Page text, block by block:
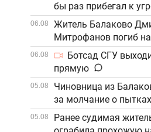
бы раз прибегал к
06.08
Житель Балаково
Митрофанов погиб
06.08
Ботсад СГУ
прямую
05.08
Чиновница из
за молчание о
05.08
Ранее судимая